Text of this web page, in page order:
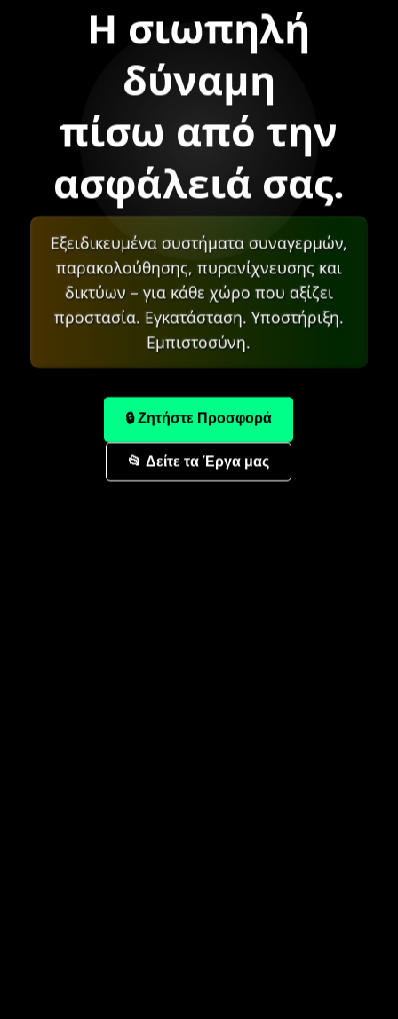
Η σιωπηλή
δύναμη
πίσω από την
ασφάλειά σας.
Εξειδικευμένα συστήματα συναγερμών,
παρακολούθησης, πυρανίχνευσης και
δικτύων – για κάθε χώρο που αξίζει
προστασία. Εγκατάσταση. Υποστήριξη.
Εμπιστοσύνη.
🔒 Ζητήστε Προσφορά
📂 Δείτε τα Έργα μας